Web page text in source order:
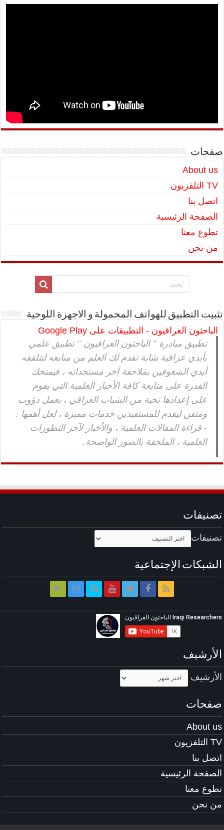
صفحات
About us
TV التلفزيون
اتصل بنا
الصفحة الرئيسية
تطوع معنا
من نحن
تثبيت التطبيق للهواتف المحمولة و الاجهزة اللوحية
الباحثون العراقيون - التطبيقات على Google Play
تطبيق مبادرة " الباحثون العراقيون " تطبيق علمي
بأيدي عراقية شابة تقدم لك العلم من منابعه لتتلقفه
أيدي الشغوفين بملاحقة آخر مستجداته ، فيمنحك
القدرة على متابعة كافة الأخبار العلمية التي يقوم
على إعدادها نخبة من الشباب العراقي ، بعمل دؤوب
ومتقن ليقدم للمستفيدين خدمات مميزة ، لعل أهمها :
- قراءة المقالات العلمية ، والأخبار لآخر التطورات
العلمية ، الملحقة بالصور الواضحة.
تصنيفات
تصنيفات
الشبكات الإجتماعية
الأرشيف
الأرشيف
صفحات
About us
TV التلفزيون
اتصل بنا
الصفحة الرئيسية
تطوع معنا
من نحن